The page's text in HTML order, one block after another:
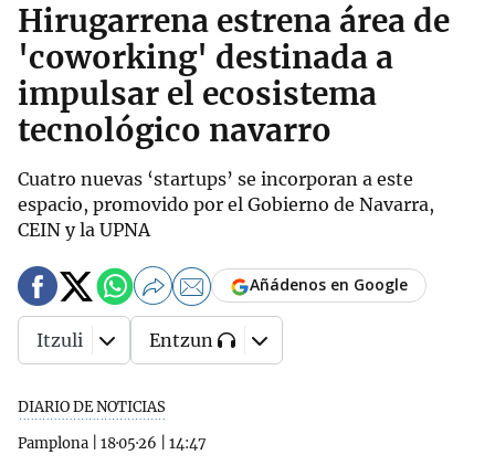
Hirugarrena estrena área de
'coworking' destinada a
impulsar el ecosistema
tecnológico navarro
Cuatro nuevas ‘startups’ se incorporan a este
espacio, promovido por el Gobierno de Navarra,
CEIN y la UPNA
DIARIO DE NOTICIAS
Pamplona
18·05·26 14:47
Añádenos en Google
Itzuli Entzun